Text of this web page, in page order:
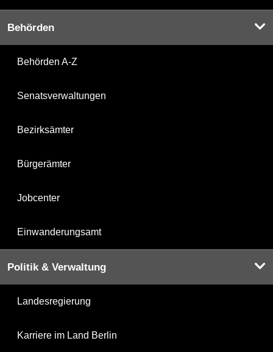
Behörden
Behörden A-Z
Senatsverwaltungen
Bezirksämter
Bürgerämter
Jobcenter
Einwanderungsamt
Politik & Verwaltung
Landesregierung
Karriere im Land Berlin